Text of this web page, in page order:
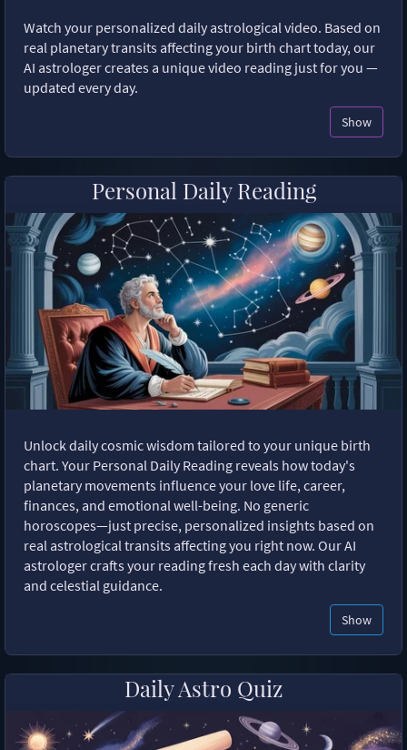
Watch your personalized daily astrological video. Based on
real planetary transits affecting your birth chart today, our
AI astrologer creates a unique video reading just for you —
updated every day.
Show
Personal Daily Reading
Unlock daily cosmic wisdom tailored to your unique birth
chart. Your Personal Daily Reading reveals how today's
planetary movements influence your love life, career,
finances, and emotional well-being. No generic
horoscopes—just precise, personalized insights based on
real astrological transits affecting you right now. Our AI
astrologer crafts your reading fresh each day with clarity
and celestial guidance.
Show
Daily Astro Quiz